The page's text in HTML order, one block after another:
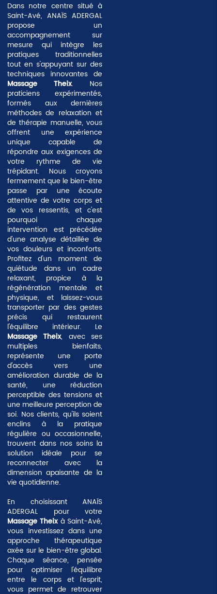
Dans notre centre situé à
Saint-Avé, ANAÏS ADERGAL
propose un
accompagnement sur
mesure qui intègre les
pratiques traditionnelles
tout en s'appuyant sur des
techniques innovantes de
Massage Theix. Nos
praticiens expérimentés,
formés aux dernières
méthodes de relaxation et
de thérapie manuelle, vous
offrent une expérience
unique capable de
répondre aux exigences de
votre rythme de vie
trépidant. Nous croyons
fermement que le bien-être
passe par uneécoute
attentive de votre corps et
de vos ressentis, et c'est
pourquoi chaque
intervention est précédée
d'une analyse détaillée de
vos douleurs et inconforts.
Profitez d'un moment de
quiétude dans un cadre
relaxant, propice à la
régénération mentale et
physique, et laissez-vous
transporter par des gestes
précis qui restaurent
l'équilibre intérieur. Le
Massage Theix, avec ses
multiples bienfaits,
représente une porte
d'accès vers une
amélioration durable de la
santé, une réduction
perceptible des tensions et
une meilleure perception de
soi. Nos clients, qu'ils soient
enclins à la pratique
régulière ou occasionnelle,
trouvent dans nos soins la
solution idéale pour se
reconnecter avec la
dimension apaisante de la
vie quotidienne.
En choisissant ANAÏS
ADERGAL pour votre
Massage Theixà Saint-Avé,
vous investissez dans une
approche thérapeutique
axée sur le bien-être global.
Chaque séance, pensée
pour optimiser l'équilibre
entre le corps et l'esprit,
vous permet de retrouver